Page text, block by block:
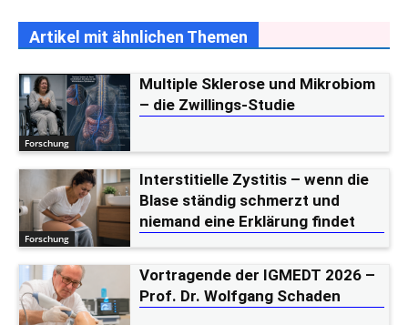
Artikel mit ähnlichen Themen
Forschung
Multiple Sklerose und Mikrobiom
– die Zwillings-Studie
Forschung
Interstitielle Zystitis – wenn die
Blase ständig schmerzt und
niemand eine Erklärung findet
Vortragende der IGMEDT 2026 –
Prof. Dr. Wolfgang Schaden